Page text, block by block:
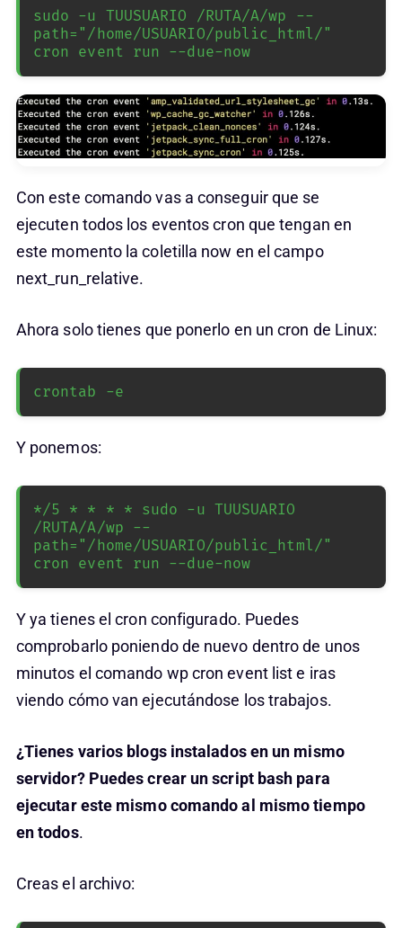
sudo -u TUUSUARIO /RUTA/A/wp --
path="/home/USUARIO/public_html/"
cron event run --due-now
Con este comando vas a conseguir que se
ejecuten todos los eventos cron que tengan en
este momento la coletilla now en el campo
next_run_relative.
Ahora solo tienes que ponerlo en un cron de Linux:
crontab -e
Y ponemos:
*/5 * * * * sudo -u TUUSUARIO
/RUTA/A/wp --
path="/home/USUARIO/public_html/"
cron event run --due-now
Y ya tienes el cron configurado. Puedes
comprobarlo poniendo de nuevo dentro de unos
minutos el comando wp cron event list e iras
viendo cómo van ejecutándose los trabajos.
¿Tienes varios blogs instalados en un mismo
servidor? Puedes crear un script bash para
ejecutar este mismo comando al mismo tiempo
en todos.
Creas el archivo: